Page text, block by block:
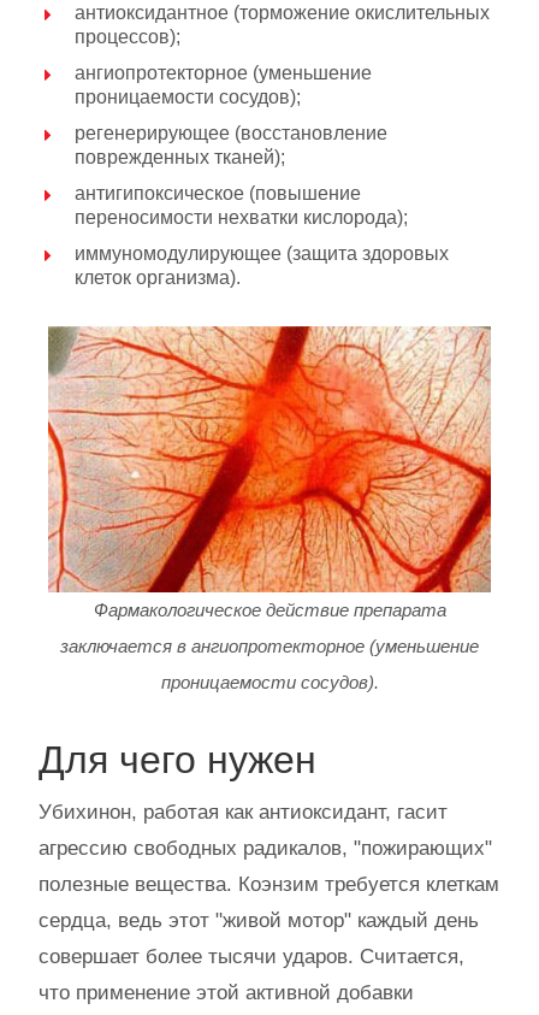
антиоксидантное (торможение окислительных
процессов);
ангиопротекторное (уменьшение
проницаемости сосудов);
регенерирующее (восстановление
поврежденных тканей);
антигипоксическое (повышение
переносимости нехватки кислорода);
иммуномодулирующее (защита здоровых
клеток организма).
Фармакологическое действие препарата
заключается в ангиопротекторное (уменьшение
проницаемости сосудов).
Для чего нужен
Убихинон, работая как антиоксидант, гасит
агрессию свободных радикалов, "пожирающих"
полезные вещества. Коэнзим требуется клеткам
сердца, ведь этот "живой мотор" каждый день
совершает более тысячи ударов. Считается,
что применение этой активной добавки